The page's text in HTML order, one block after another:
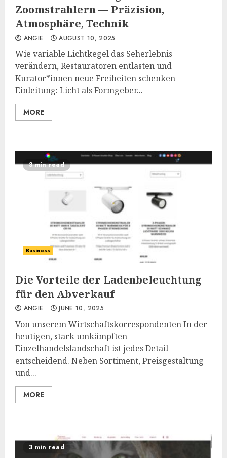
Zoomstrahlern — Präzision,
Atmosphäre, Technik
ANGIE AUGUST 10, 2025
Wie variable Lichtkegel das Seherlebnis
verändern, Restauratoren entlasten und
Kurator*innen neue Freiheiten schenken
Einleitung: Licht als Formgeber...
MORE
3 min read
Business
Die Vorteile der Ladenbeleuchtung
für den Abverkauf
ANGIE JUNE 10, 2025
Von unserem Wirtschaftskorrespondenten In der
heutigen, stark umkämpften
Einzelhandelslandschaft ist jedes Detail
entscheidend. Neben Sortiment, Preisgestaltung
und...
MORE
3 min read